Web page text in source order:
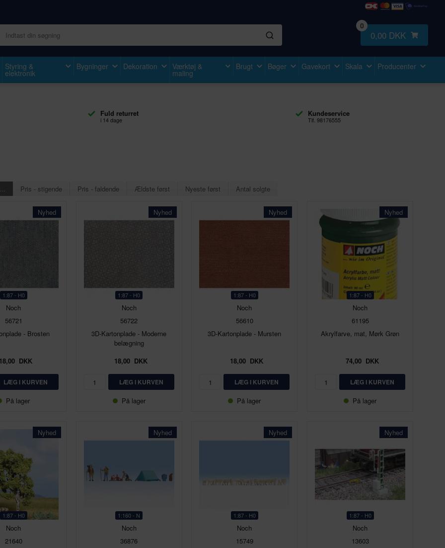
0
0,00 DKK
Styring &
elektronik
Bygninger Dekoration Værktøj &
maling
Brugt Bøger Gavekort Skala Producenter
Fuld returret
i 14 dage
Kundeservice
Tlf. 98176555
Pris - stigende Pris - faldende Ældste først Nyeste først Antal solgte
Nyhed
1:87 - H0
Noch
56721
- Brosten
DKK
På lager
Nyhed
1:87 - H0
Noch
56722
3D-Kartonplade - Moderne
belægning
18,00 DKK
På lager
Nyhed
1:87 - H0
Noch
56610
3D-Kartonplade - Mursten
18,00DKK
På lager
Nyhed
1:87 - H0
Noch
61195
Akrylfarve, mat, Mørk Grøn
74,00DKK
På lager
Nyhed
1:87 - H0
Noch
21640
Nyhed
1:160 - N
Noch
36876
Nyhed
1:87 - H0
Noch
15749
Nyhed
1:87 - H0
Noch
13603